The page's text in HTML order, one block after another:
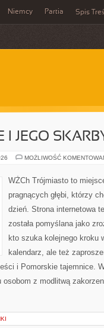
Niemcy Partia Spis
I JEGO
MOŻLIWOŚĆ
WŻCh Trójmiasto to
pragnących głębi, którzy
dzień. Strona internetowa
została pomyślana jako
kto szuka kolejnego kroku
kalendarz, ale też
i Pomorskie tajemnice.
z modlitwą